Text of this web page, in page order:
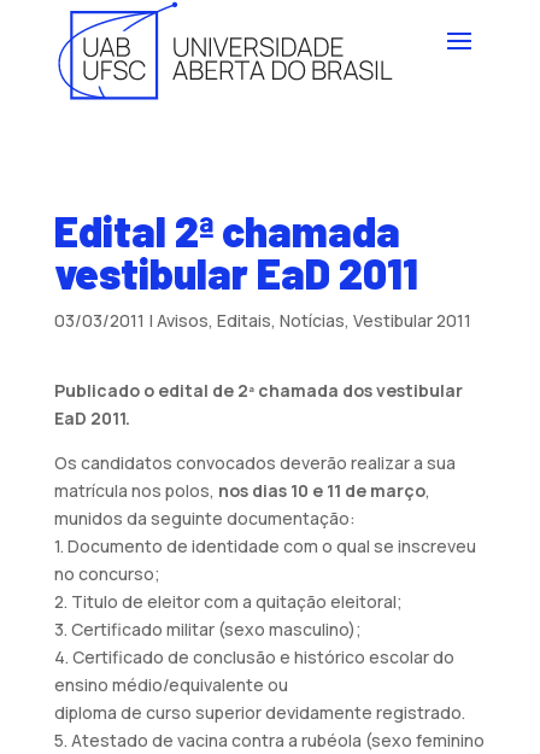
Edital 2ª chamada
vestibular EaD 2011
03/03/2011 | Avisos, Editais, Notícias, Vestibular 2011
Publicado o edital de 2ª chamada dos vestibular
EaD 2011.
Os candidatos convocados deverão realizar a sua
matrícula nos polos, nos dias 10 e 11 de março,
munidos da seguinte documentação:
1. Documento de identidade com o qual se inscreveu
no concurso;
2. Titulo de eleitor com a quitação eleitoral;
3. Certificado militar (sexo masculino);
4. Certificado de conclusão e histórico escolar do
ensino médio/equivalente ou
diploma de curso superior devidamente registrado.
5. Atestado de vacina contra a rubéola (sexo feminino